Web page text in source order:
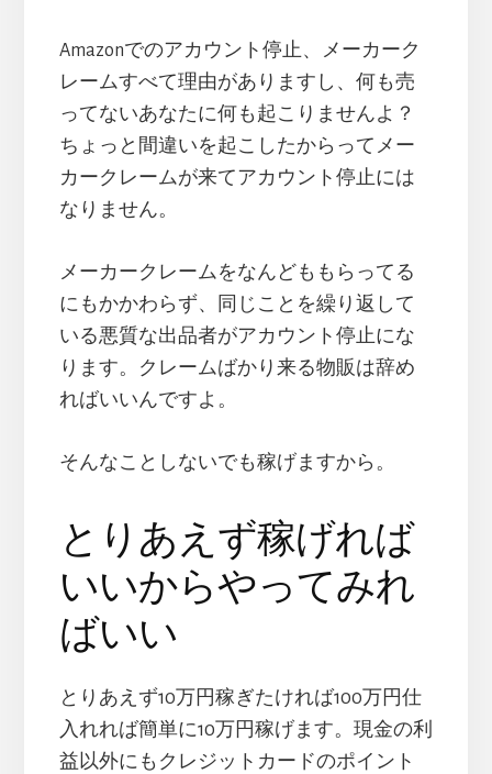
Amazonでのアカウント停止、メーカーク
レームすべて理由がありますし、何も売
ってないあなたに何も起こりませんよ？
ちょっと間違いを起こしたからってメー
カークレームが来てアカウント停止には
なりません。
メーカークレームをなんどももらってる
にもかかわらず、同じことを繰り返して
いる悪質な出品者がアカウント停止にな
ります。クレームばかり来る物販は辞め
ればいいんですよ。
そんなことしないでも稼げますから。
とりあえず稼げれば
いいからやってみれ
ばいい
とりあえず10万円稼ぎたければ100万円仕
入れれば簡単に10万円稼げます。現金の利
益以外にもクレジットカードのポイント